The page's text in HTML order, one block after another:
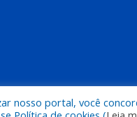
nosso portal, você